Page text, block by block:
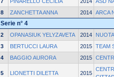
8
ZANCHETTA ANNA 2014 ARCA
Serie n° 4
2 OPANASIUK YELYZAVETA 2014
3
BERTUCCI LAURA 2015 TEAM
4
BAGGIO AURORA 2015
5 LIONETTI DILETTA 2015